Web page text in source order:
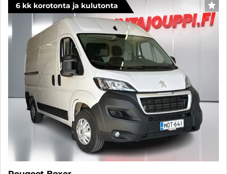
6 kk korotonta ja kulutonta